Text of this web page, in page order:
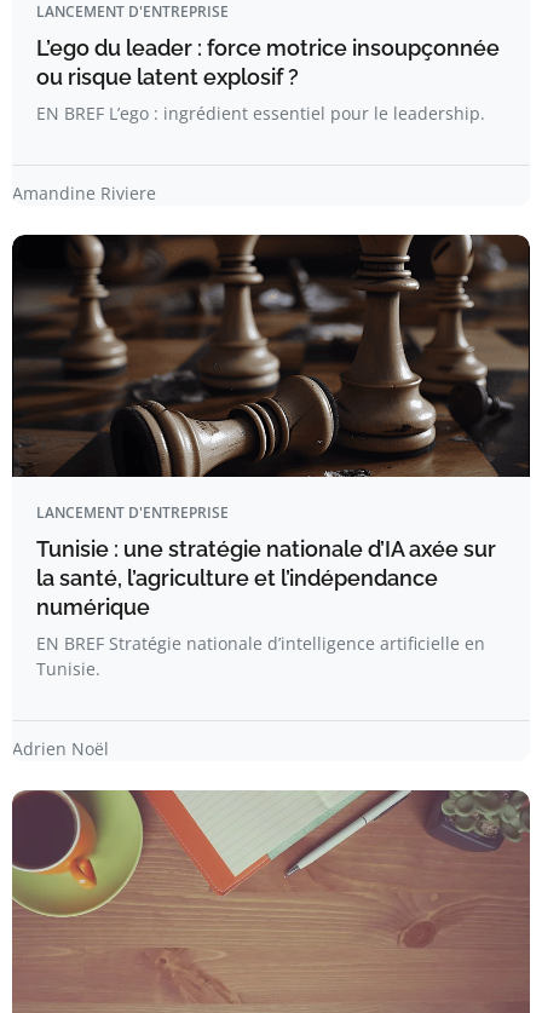
LANCEMENT D'ENTREPRISE
L’ego du leader : force motrice insoupçonnée
ou risque latent explosif ?
EN BREF L’ego : ingrédient essentiel pour le leadership.
Amandine Riviere
LANCEMENT D'ENTREPRISE
Tunisie : une stratégie nationale d’IA axée sur
la santé, l’agriculture et l’indépendance
numérique
EN BREF Stratégie nationale d’intelligence artificielle en
Tunisie.
Adrien Noël